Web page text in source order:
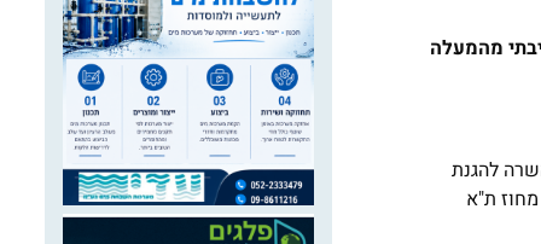
מהמעלה
להגנת
ת"א